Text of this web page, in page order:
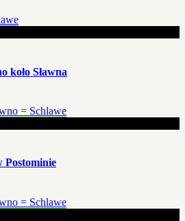
koło Sławna
= Schlawe
Postominie
= Schlawe